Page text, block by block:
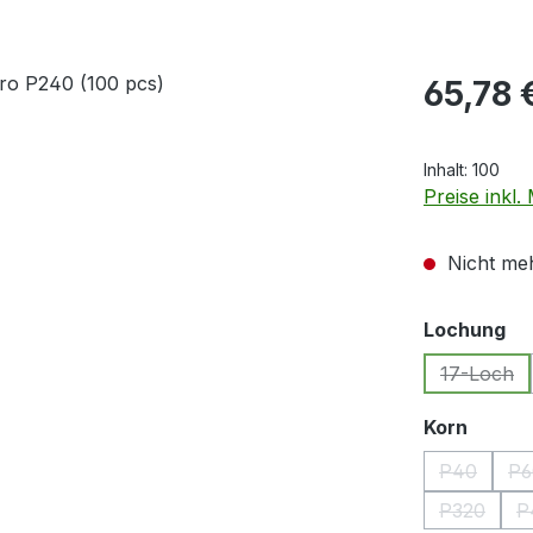
Regulärer
65,78
Inhalt: 100
Preise inkl.
Nicht
Lochung
17-Loch
(Diese
Korn
P40
(Diese
P320
(Diese